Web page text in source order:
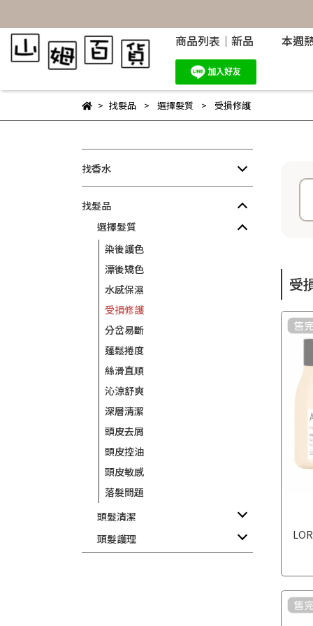
商品列表｜新品 本週
找髮品 選擇髮質 受損修護
找香水
找髮品
選擇髮質
染後護色
漂後矯色
水感保濕
受損修護
分岔易斷
蓬鬆捲度
絲滑直順
沁涼舒爽
深層清潔
頭皮去屑
頭皮控油
頭皮敏感
落髮問題
頭髮清潔
頭髮護理
受